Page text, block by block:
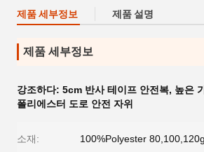
제품 세부정보 제품 설명
제품 세부정보
강조하다: 5cm 반사 테이프 안전복, 높은
폴리에스터 도로 안전 자위
소재: 100%Polyester